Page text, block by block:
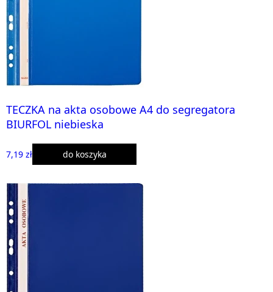
TECZKA na akta osobowe A4 do segregatora
BIURFOL niebieska
7,19 zł do koszyka